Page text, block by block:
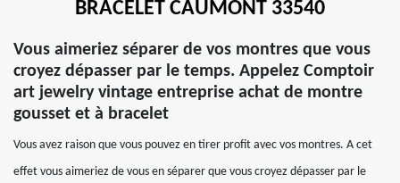
BRACELET CAUMONT 33540
Vous aimeriez séparer de vos montres que vous
croyez dépasser par le temps. Appelez Comptoir
art jewelry vintage entreprise achat de montre
gousset et à bracelet
Vous avez raison que vous pouvez en tirer profit avec vos montres. A cet
effet vous aimeriez de vous en séparer que vous croyez dépasser par le